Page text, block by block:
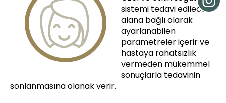
sistemi tedavi edilecek
alana bağlı olarak
ayarlanabilen
parametreler içerir ve
hastaya rahatsızlık
vermeden mükemmel
sonuçlarla tedavinin
sonlanmasına olanak verir.